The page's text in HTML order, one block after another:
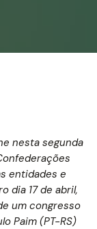
nesta segunda
entidades e
dia 17 de abril,
um congresso
Paim (PT-RS)